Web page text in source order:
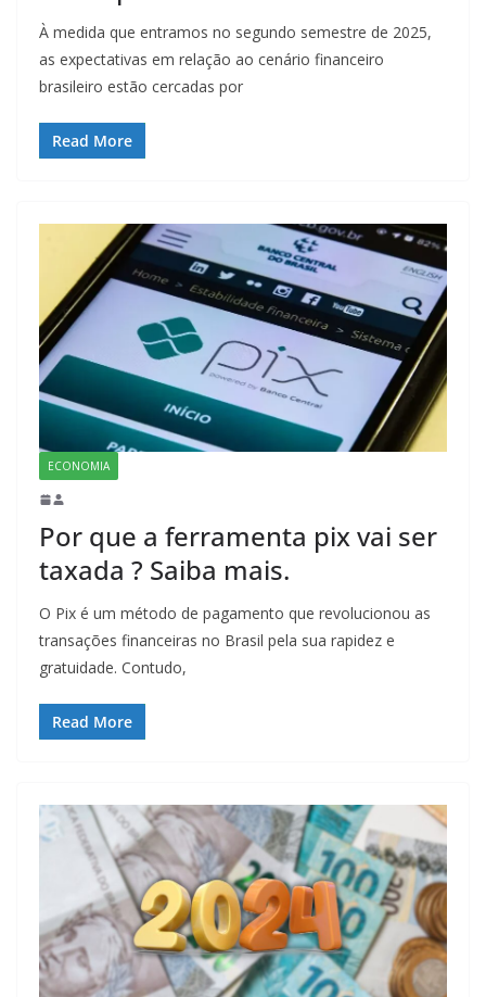
À medida que entramos no segundo semestre de 2025,
as expectativas em relação ao cenário financeiro
brasileiro estão cercadas por
Read More
ECONOMIA
Por que a ferramenta pix vai ser
taxada ? Saiba mais.
O Pix é um método de pagamento que revolucionou as
transações financeiras no Brasil pela sua rapidez e
gratuidade. Contudo,
Read More